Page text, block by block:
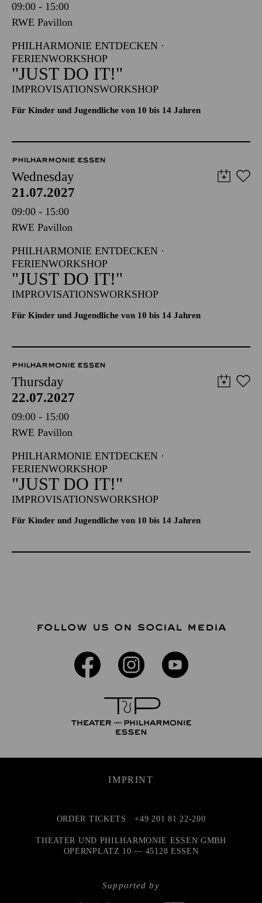
09:00 - 15:00
RWE Pavillon
PHILHARMONIE ENTDECKEN ·
FERIENWORKSHOP
"JUST DO IT!"
IMPROVISATIONSWORKSHOP
Für Kinder und Jugendliche von 10 bis 14 Jahren
PHILHARMONIE ESSEN
Wednesday
21.07.2027
09:00 - 15:00
RWE Pavillon
PHILHARMONIE ENTDECKEN ·
FERIENWORKSHOP
"JUST DO IT!"
IMPROVISATIONSWORKSHOP
Für Kinder und Jugendliche von 10 bis 14 Jahren
PHILHARMONIE ESSEN
Thursday
22.07.2027
09:00 - 15:00
RWE Pavillon
PHILHARMONIE ENTDECKEN ·
FERIENWORKSHOP
"JUST DO IT!"
IMPROVISATIONSWORKSHOP
Für Kinder und Jugendliche von 10 bis 14 Jahren
FOLLOW US ON SOCIAL MEDIA
IMPRINT
Supported by
ORDER TICKETS +49 201 81 22-200
THEATER UND PHILHARMONIE ESSEN GMBH
OPERNPLATZ 10 — 45128 ESSEN